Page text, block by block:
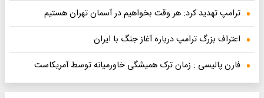
ترامپ تهدید کرد: هر وقت بخواهیم در آسمان تهران هستیم
اعتراف بزرگ ترامپ درباره آغاز جنگ با ایران
فارن پالیسی : زمان ترک همیشگی خاورمیانه توسط آمریکاست